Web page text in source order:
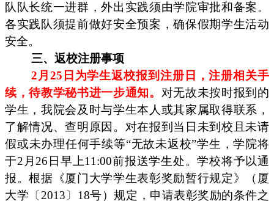
队队长统一进群，外出实践须由学院审批和备案。
各实践队须提前做好安全预案，确保假期学生活动
安全。
三、返校注册事项
2月25日为学生返校报到注册日，注册相关手
续，待教学秘书进一步通知。 对无故未按时报到的
学生，我院会及时与学生本人或其家属取得联系，
了解情况、查明原因。对在报到当日未到校且未请
假或未办理任何手续等“无故未返校”学生，学院将
于2月26日早上11:00前报送学生处。学校将予以通
报。根据《厦门大学学生表彰奖励暂行规定》（厦
大学 〔 2013 〕 18号）规定，申请表彰奖励的条件之